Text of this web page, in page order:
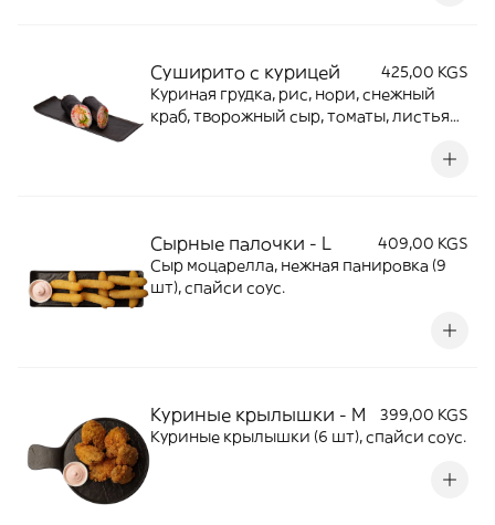
Суширито с курицей
425,00 KGS
Куриная грудка, рис, нори, снежный
краб, творожный сыр, томаты, листья
Сырные палочки - L
409,00 KGS
Сыр моцарелла, нежная панировка (9
шт), спайси соус.
Куриные крылышки - М
399,00 KGS
Куриные крылышки (6 шт), спайси соус.